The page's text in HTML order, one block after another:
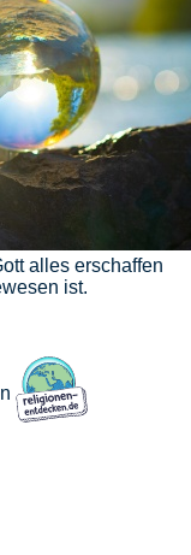
alles erschaffen
ist.